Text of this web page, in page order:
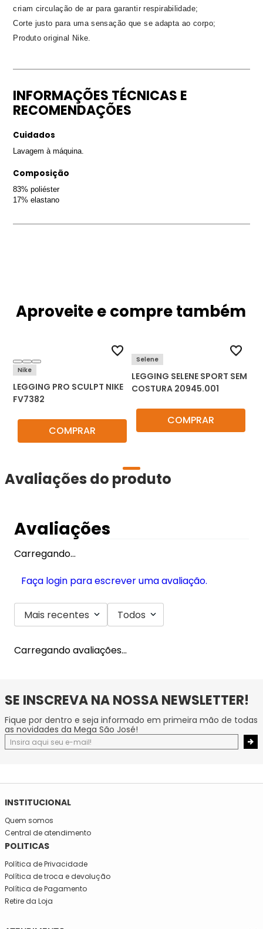
criam circulação de ar para garantir respirabilidade;
Corte justo para uma sensação que se adapta ao corpo;
Produto original Nike.
INFORMAÇÕES TÉCNICAS E
RECOMENDAÇÕES
Cuidados
Lavagem à máquina.
Composição
83% poliéster
17% elastano
Aproveite e compre também
Nike
LEGGING PRO SCULPT NIKE
FV7382
COMPRAR
Selene
LEGGING SELENE SPORT SEM
COSTURA 20945.001
COMPRAR
Avaliações do produto
Avaliações
Carregando…
Faça login para escrever uma avaliação.
Mais recentes Todos
Carregando avaliações…
SE INSCREVA NA NOSSA NEWSLETTER!
Fique por dentro e seja informado em primeira mão de todas
as novidades da Mega São José!
INSTITUCIONAL
Quem somos
Central de atendimento
POLITICAS
Política de Privacidade
Política de troca e devolução
Política de Pagamento
Retire da Loja